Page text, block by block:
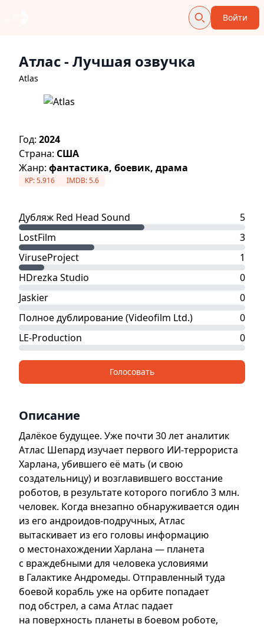
Войти
Атлас- Лучшая озвучка
Atlas
Год: 2024
Страна: США
Жанр: фантастика, боевик, драма
KP:5.916 IMDB:5.6
Дубляж Red Head Sound
5
LostFilm
3
ViruseProject
1
HDrezka Studio
0
Jaskier
0
Полное дублирование (Videofilm Ltd.)
0
LE-Production
0
Голосовать
Описание
Далёкое будущее. Уже почти 30 лет аналитик
Атлас Шепард изучает первого ИИ-террориста
Харлана, убившего её мать (и свою
создательницу) и возглавившего восстание
роботов, в результате которого погибло 3 млн.
человек. Когда внезапно обнаруживается один
из его андроидов-подручных, Атлас
вытаскивает из его головы информацию
о местонахождении Харлана — планета
с враждебными для человека условиями
в Галактике Андромеды. Отправленный туда
боевой корабль уже на орбите попадает
под обстрел, а сама Атлас падает
на поверхность планеты в боевом роботе,